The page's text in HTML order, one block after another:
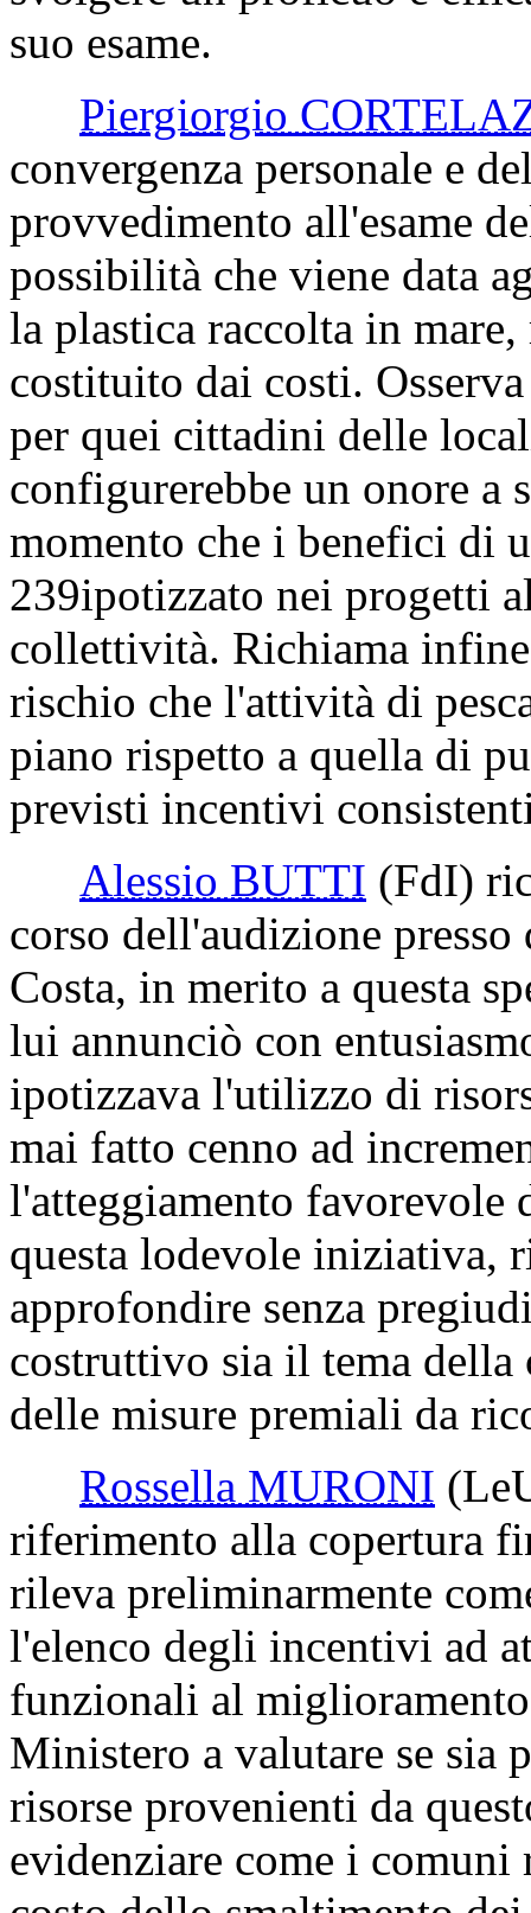
suo esame.
Piergiorgio
convergenza personale e
provvedimento all'esame
possibilità che viene data
la plastica raccolta in
costituito dai costi.
per quei cittadini delle
configurerebbe un onore
momento che i benefici di
239ipotizzato nei progetti
collettività. Richiama
rischio che l'attività di
piano rispetto a quella di
previsti incentivi
Alessio BUTTI (FdI)
corso dell'audizione
Costa, in merito a questa
lui annunciò con
ipotizzava l'utilizzo di
mai fatto cenno ad
l'atteggiamento favorevole
questa lodevole iniziativa,
approfondire senza
costruttivo sia il tema
delle misure premiali da
Rossella MURONI
riferimento alla copertura
rileva preliminarmente
l'elenco degli incentivi ad
funzionali al
Ministero a valutare se sia
risorse provenienti da
evidenziare come i